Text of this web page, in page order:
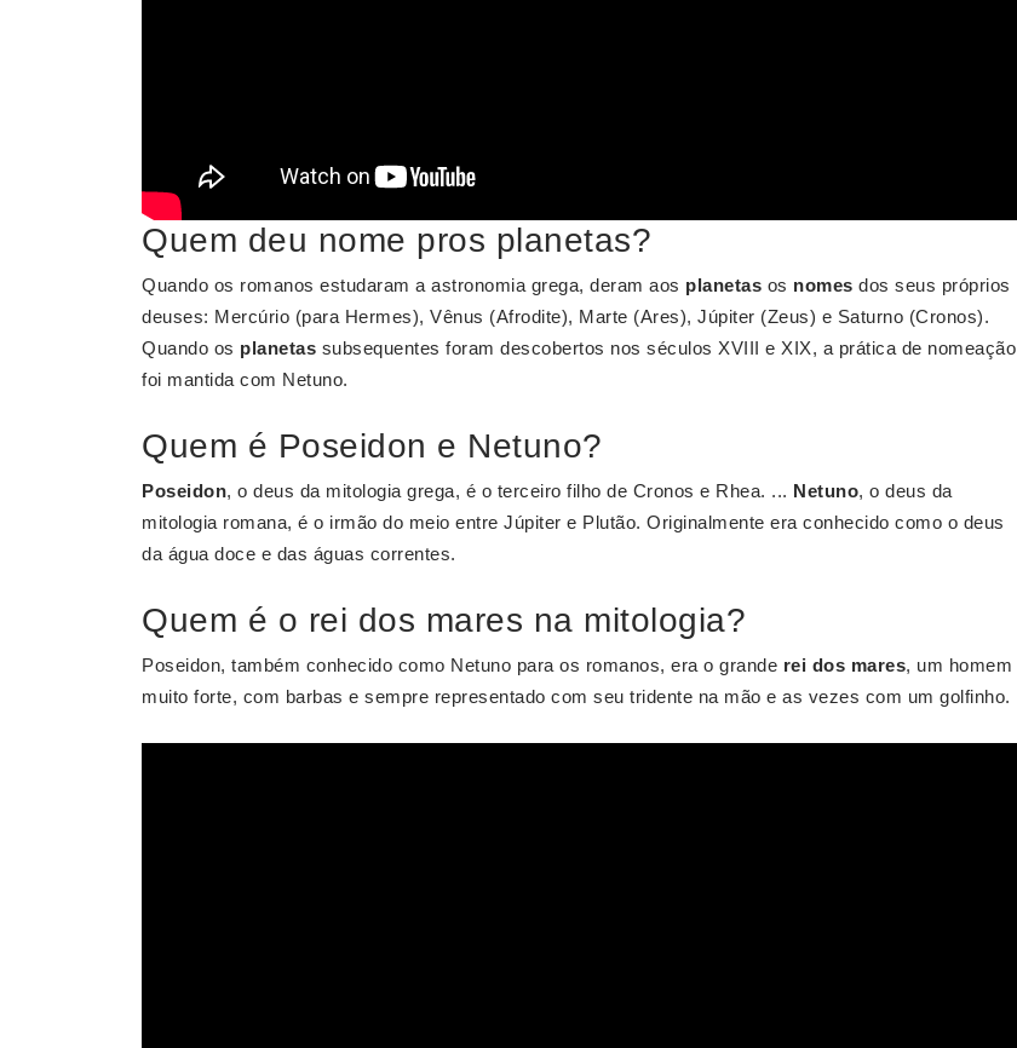
Quem deu nome pros planetas?
Quando os romanos estudaram a astronomia grega, deram aos planetas os nomes dos seus próprios
deuses: Mercúrio (para Hermes), Vênus (Afrodite), Marte (Ares), Júpiter (Zeus) e Saturno (Cronos).
Quando os planetas subsequentes foram descobertos nos séculos XVIII e XIX, a prática de nomeação
foi mantida com Netuno.
Quem é Poseidon e Netuno?
Poseidon, o deus da mitologia grega, é o terceiro filho de Cronos e Rhea. ... Netuno, o deus da
mitologia romana, é o irmão do meio entre Júpiter e Plutão. Originalmente era conhecido como o deus
da água doce e das águas correntes.
Quem é o rei dos mares na mitologia?
Poseidon, também conhecido como Netuno para os romanos, era o grande rei dos mares, um homem
muito forte, com barbas e sempre representado com seu tridente na mão e as vezes com um golfinho.